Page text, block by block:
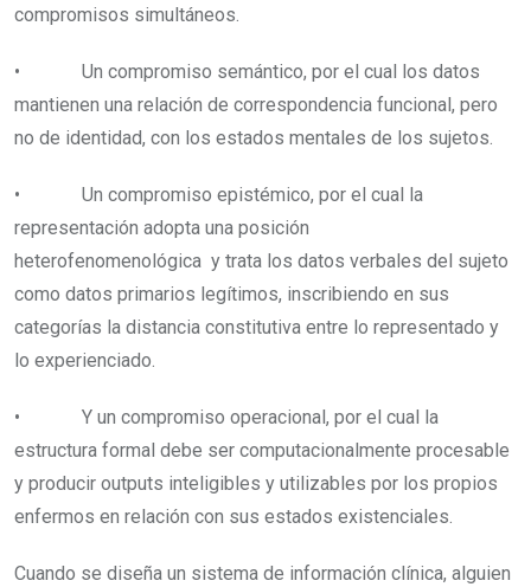
compromisos simultáneos.
• Un compromiso semántico, por el cual los datos
mantienen una relación de correspondencia funcional, pero
no de identidad, con los estados mentales de los sujetos.
• Un compromiso epistémico, por el cual la
representación adopta una posición
heterofenomenológica y trata los datos verbales del sujeto
como datos primarios legítimos, inscribiendo en sus
categorías la distancia constitutiva entre lo representado y
lo experienciado.
• Y un compromiso operacional, por el cual la
estructura formal debe ser computacionalmente procesable
y producir outputs inteligibles y utilizables por los propios
enfermos en relación con sus estados existenciales.
Cuando se diseña un sistema de información clínica, alguien